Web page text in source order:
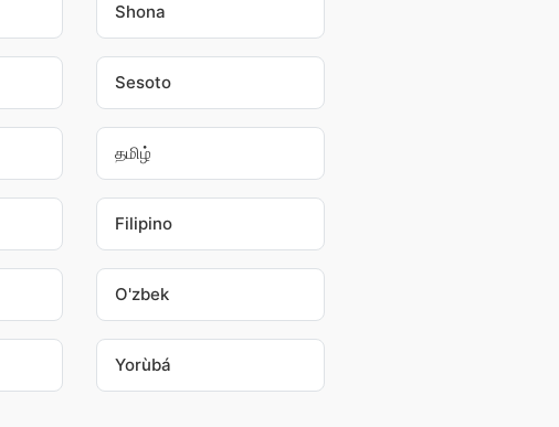
Shona
Sesoto
தமிழ்
Filipino
O'zbek
Yorùbá